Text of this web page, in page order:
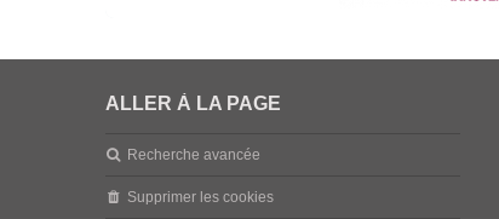
ALLER À LA PAGE
Recherche avancée
Supprimer les cookies